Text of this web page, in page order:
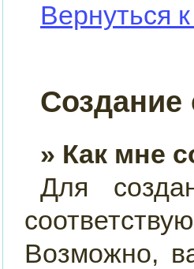
Вернуться
» Как мне
Для
Возможно,